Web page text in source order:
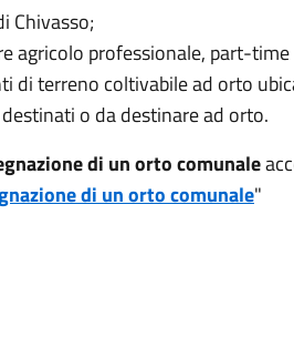
Chivasso;
agricolo professionale, part-
di terreno coltivabile ad orto
o da destinare ad orto.
di un orto comunale
di un orto comunale"